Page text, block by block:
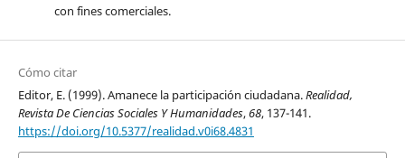
con fines comerciales.
Cómo citar
Editor, E. (1999). Amanece la participación ciudadana.Realidad,
Revista De Ciencias Sociales Y Humanidades,68, 137-141.
https://doi.org/10.5377/realidad.v0i68.4831